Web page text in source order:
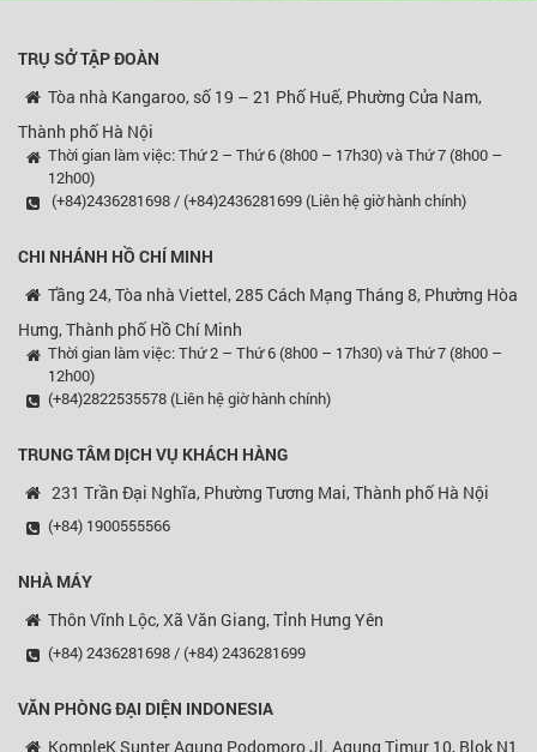
TRỤ SỞ TẬP ĐOÀN
Tòa nhà Kangaroo, số 19 – 21 Phố Huế, Phường Cửa Nam,
Thành phố Hà Nội
Thời gian làm việc: Thứ 2 – Thứ 6 (8h00 – 17h30) và Thứ 7 (8h00 –
12h00)
(+84)2436281698 / (+84)2436281699 (Liên hệ giờ hành chính)
CHI NHÁNH HỒ CHÍ MINH
Tầng 24, Tòa nhà Viettel, 285 Cách Mạng Tháng 8, Phường Hòa
Hưng, Thành phố Hồ Chí Minh
Thời gian làm việc: Thứ 2 – Thứ 6 (8h00 – 17h30) và Thứ 7 (8h00 –
12h00)
(+84)2822535578 (Liên hệ giờ hành chính)
TRUNG TÂM DỊCH VỤ KHÁCH HÀNG
231 Trần Đại Nghĩa, Phường Tương Mai, Thành phố Hà Nội
(+84) 1900555566
NHÀ MÁY
Thôn Vĩnh Lộc, Xã Văn Giang, Tỉnh Hưng Yên
(+84) 2436281698 / (+84) 2436281699
VĂN PHÒNG ĐẠI DIỆN INDONESIA
KompleK Sunter Agung Podomoro Jl. Agung Timur 10, Blok N1